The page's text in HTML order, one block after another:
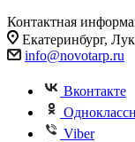
Контактная
Екатеринбург,
info@novotarp.ru
Вконтакте
Viber